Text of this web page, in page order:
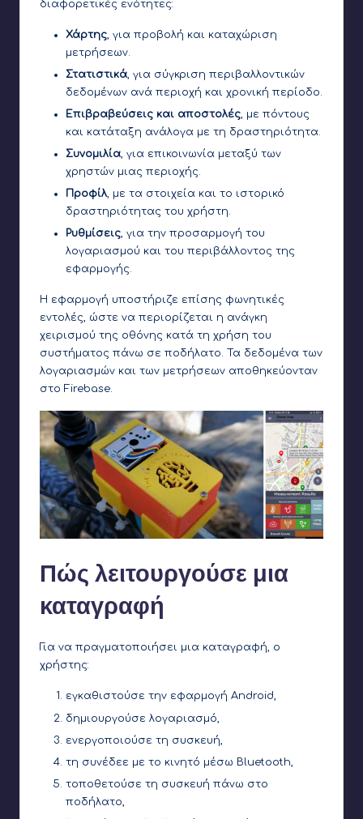
διαφορετικές ενότητες:
Χάρτης, για προβολή και καταχώριση
μετρήσεων.
Στατιστικά, για σύγκριση περιβαλλοντικών
δεδομένων ανά περιοχή και χρονική περίοδο.
Επιβραβεύσεις και αποστολές, με πόντους
και κατάταξη ανάλογα με τη δραστηριότητα.
Συνομιλία, για επικοινωνία μεταξύ των
χρηστών μιας περιοχής.
Προφίλ, με τα στοιχεία και το ιστορικό
δραστηριότητας του χρήστη.
Ρυθμίσεις, για την προσαρμογή του
λογαριασμού και του περιβάλλοντος της
εφαρμογής.
Η εφαρμογή υποστήριζε επίσης φωνητικές
εντολές, ώστε να περιορίζεται η ανάγκη
χειρισμού της οθόνης κατά τη χρήση του
συστήματος πάνω σε ποδήλατο. Τα δεδομένα των
λογαριασμών και των μετρήσεων αποθηκεύονταν
στο Firebase.
Πώς λειτουργούσε μια
καταγραφή
Για να πραγματοποιήσει μια καταγραφή, ο
χρήστης:
εγκαθιστούσε την εφαρμογή Android,
δημιουργούσε λογαριασμό,
ενεργοποιούσε τη συσκευή,
τη συνέδεε με το κινητό μέσω Bluetooth,
τοποθετούσε τη συσκευή πάνω στο
ποδήλατο,